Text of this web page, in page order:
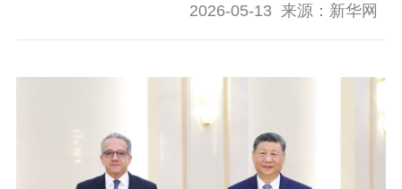
政策法规
工作动态
2026-05-13 来源：新华网